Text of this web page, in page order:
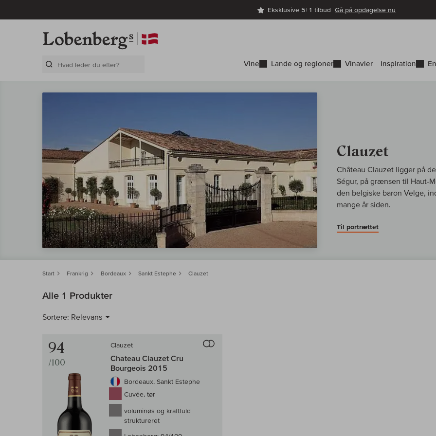
Eksklusive 5+1 tilbudGå på opdagelse nu
Vine Lande og regioner Vinavler Inspiration
Clauzet
Château Clauzet ligger på
Ségur, på grænsen til Haut-
den belgiske baron Velge,
mange år siden.
Til portrættet
Start Frankrig Bordeaux Sankt Estephe Clauzet
Alle 1 Produkter
Sortere: Relevans
94
/100
Clauzet
Chateau Clauzet Cru
Bourgeois 2015
Bordeaux, Sankt Estephe
Cuvée, tør
voluminøs og kraftfuld
struktureret